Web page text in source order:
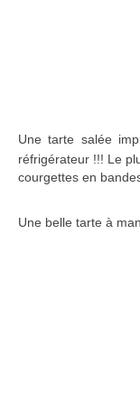
Une tarte salée
réfrigérateur !!! Le
courgettes en
Une belle tarte à